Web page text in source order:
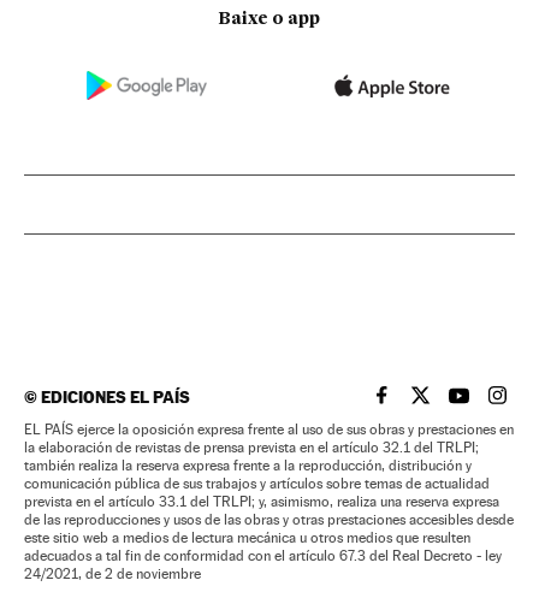
Baixe o app
©EDICIONES EL PAÍS EL PAÍS BRASIL EN
EL PAÍSEL PAÍS
EL
EL PAÍS ejerce la oposición expresa frente al uso de sus obras y prestaciones en
la elaboración de revistas de prensa prevista en el artículo 32.1 del TRLPI;
también realiza la reserva expresa frente a la reproducción, distribución y
comunicación pública de sus trabajos y artículos sobre temas de actualidad
prevista en el artículo 33.1 del TRLPI; y, asimismo, realiza una reserva expresa
de las reproducciones y usos de las obras y otras prestaciones accesibles desde
este sitio web a medios de lectura mecánica u otros medios que resulten
adecuados a tal fin de conformidad con el artículo 67.3 del Real Decreto - ley
24/2021, de 2 de noviembre